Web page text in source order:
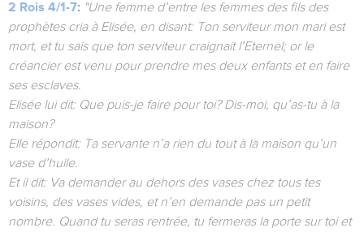
2 Rois 4/1-7: "Une femme d’entre les femmes des fils des
prophètes cria à Elisée, en disant: Ton serviteur mon mari est
mort, et tu sais que ton serviteur craignait l’Eternel; or le
créancier est venu pour prendre mes deux enfants et en faire
ses esclaves.
Elisée lui dit: Que puis-je faire pour toi? Dis-moi, qu’as-tu à la
maison?
Elle répondit: Ta servante n’a rien du tout à la maison qu’un
vase d’huile.
Et il dit: Va demander au dehors des vases chez tous tes
voisins, des vases vides, et n’en demande pas un petit
nombre. Quand tu seras rentrée, tu fermeras la porte sur toi et